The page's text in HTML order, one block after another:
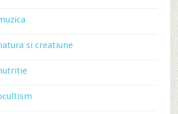
si creatiune